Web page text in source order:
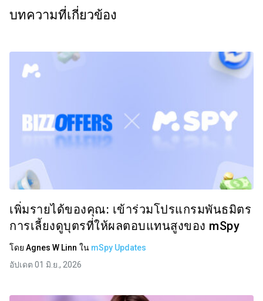
บทความที่เกี่ยวข้อง
เพิ่มรายได้ของคุณ: เข้าร่วมโปรแกรมพันธมิตร
การเลี้ยงดูบุตรที่ให้ผลตอบแทนสูงของ mSpy
โดย Agnes W Linn ใน mSpy Updates
อัปเดต 01 มิ.ย., 2026